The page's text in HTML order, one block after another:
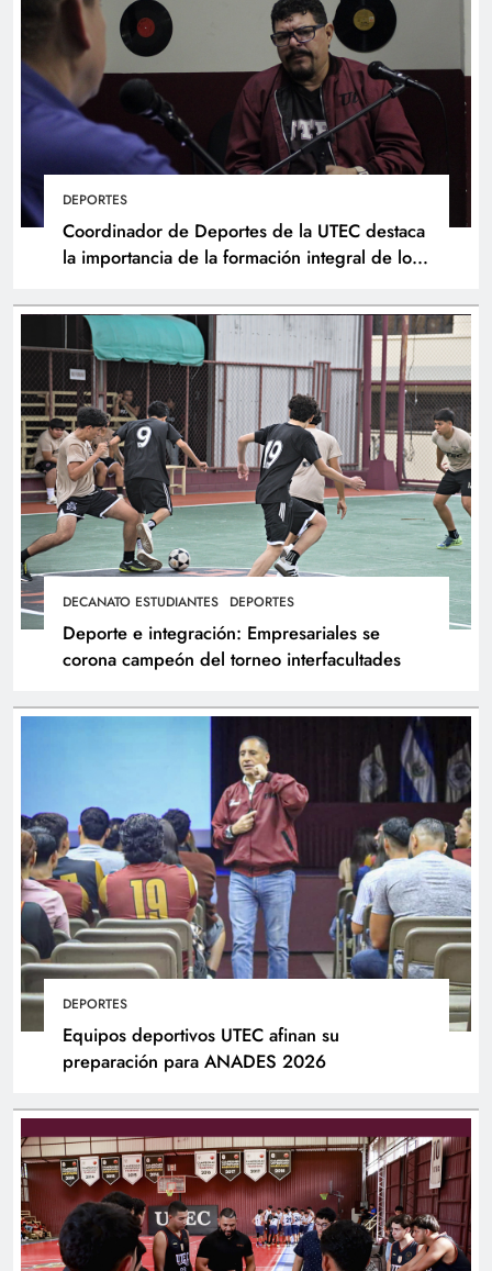
DEPORTES
Coordinador de Deportes de la UTEC destaca
la importancia de la formación integral de los
DECANATO ESTUDIANTES DEPORTES
Deporte e integración: Empresariales se
corona campeón del torneo interfacultades
DEPORTES
Equipos deportivos UTEC afinan su
preparación para ANADES 2026